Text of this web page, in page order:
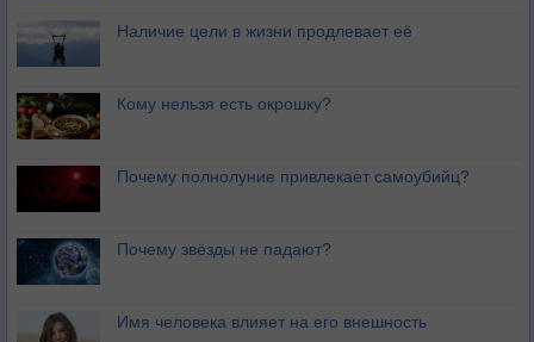
Наличие цели в жизни продлевает её
Кому нельзя есть окрошку?
Почему полнолуние привлекает самоубийц?
Почему звёзды не падают?
Имя человека влияет на его внешность